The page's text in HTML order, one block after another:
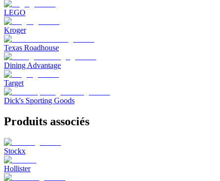
LEGO
Kroger
Texas Roadhouse
Dining Advantage
Target
Dick's Sporting Goods
Produits associés
Stockx
Hollister